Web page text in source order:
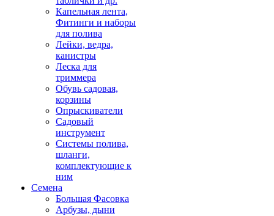
Капельная лента,
Фитинги и наборы
для полива
Лейки, ведра,
канистры
Леска для
триммера
Обувь садовая,
корзины
Опрыскиватели
Садовый
инструмент
Системы полива,
шланги,
комплектующие к
ним
Семена
Большая Фасовка
Арбузы, дыни